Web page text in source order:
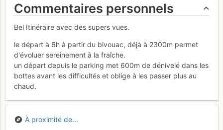
Commentaires personnels
Bel Itinéraire avec des supers vues.
le départ à 6h à partir du bivouac, déjà à 2300m permet
d'évoluer sereinement à la fraîche.
un départ depuis le parking met 600m de dénivelé dans les
bottes avant les difficultés et oblige à les passer plus au
chaud.
À proximité de...